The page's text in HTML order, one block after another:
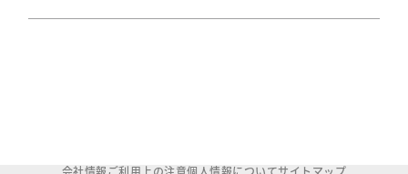
会社情報ご利用上の注意個人情報についてサイトマップ